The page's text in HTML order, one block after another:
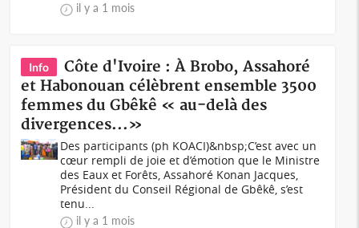
il y a 1 mois
Info
Côte d'Ivoire : À Brobo, Assahoré
et Habonouan célèbrent ensemble 3500
femmes du Gbêkê « au-delà des
divergences...»
Des participants (ph KOACI)&nbsp;C’est avec un
cœur rempli de joie et d’émotion que le Ministre
des Eaux et Forêts, Assahoré Konan Jacques,
Président du Conseil Régional de Gbêkê, s’est
tenu...
il y a 1 mois